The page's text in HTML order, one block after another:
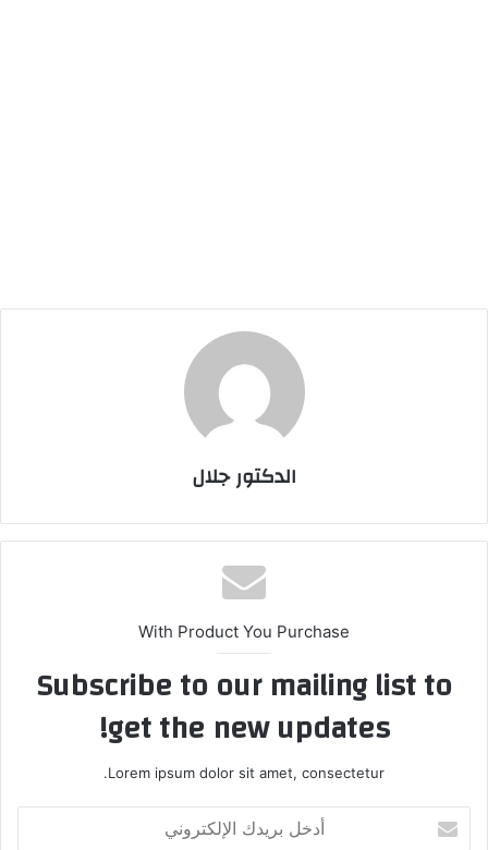
الدكتور جلال
With Product You Purchase
Subscribe to our mailing list to
get the new updates!
Lorem ipsum dolor sit amet, consectetur.
بريدك